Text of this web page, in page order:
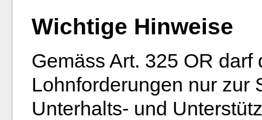
Wichtige Hinweise
Gemäss Art. 325 OR
Lohnforderungen nur zur
Unterhalts- und